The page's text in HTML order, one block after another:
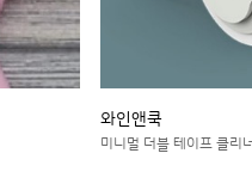
와인앤쿡
미니멀 더블 테이프 클리